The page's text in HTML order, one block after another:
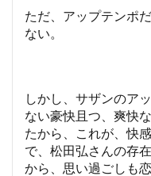
ただ、アップテンポ
ない。
しかし、サザンのア
ない豪快且つ、爽快
たから、これが、快
で、松田弘さんの存
から、思い過ごしも